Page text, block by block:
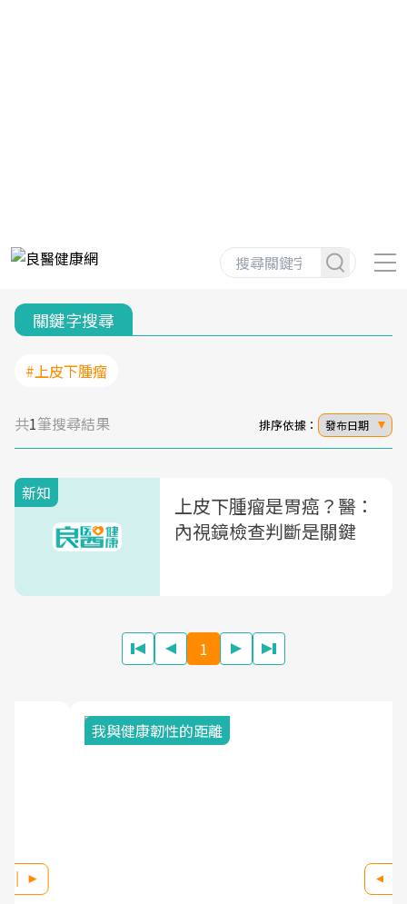
關鍵字搜尋
#上皮下腫瘤
共1筆搜尋結果 排序依據： 發布日期
新知
上皮下腫瘤是胃癌？醫：
內視鏡檢查判斷是關鍵
1
我與健康韌性的距離